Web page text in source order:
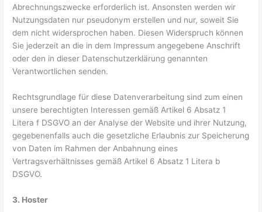
Abrechnungszwecke erforderlich ist. Ansonsten werden wir
Nutzungsdaten nur pseudonym erstellen und nur, soweit Sie
dem nicht widersprochen haben. Diesen Widerspruch können
Sie jederzeit an die in dem Impressum angegebene Anschrift
oder den in dieser Datenschutzerklärung genannten
Verantwortlichen senden.
Rechtsgrundlage für diese Datenverarbeitung sind zum einen
unsere berechtigten Interessen gemäß Artikel 6 Absatz 1
Litera f DSGVO an der Analyse der Website und ihrer Nutzung,
gegebenenfalls auch die gesetzliche Erlaubnis zur Speicherung
von Daten im Rahmen der Anbahnung eines
Vertragsverhältnisses gemäß Artikel 6 Absatz 1 Litera b
DSGVO.
3. Hoster